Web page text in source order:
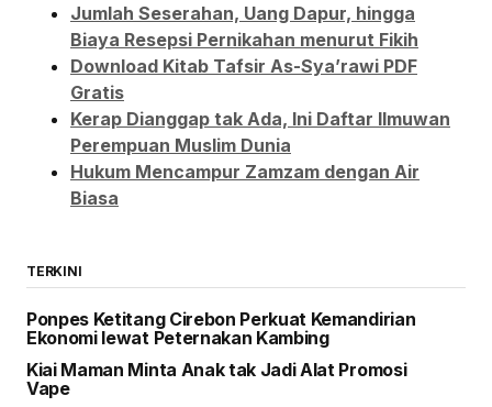
Jumlah Seserahan, Uang Dapur, hingga
Biaya Resepsi Pernikahan menurut Fikih
Download Kitab Tafsir As-Sya’rawi PDF
Gratis
Kerap Dianggap tak Ada, Ini Daftar Ilmuwan
Perempuan Muslim Dunia
Hukum Mencampur Zamzam dengan Air
Biasa
TERKINI
Ponpes Ketitang Cirebon Perkuat Kemandirian
Ekonomi lewat Peternakan Kambing
Kiai Maman Minta Anak tak Jadi Alat Promosi
Vape